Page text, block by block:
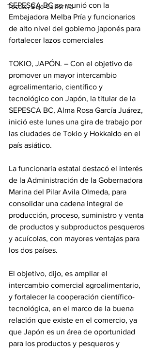
Tecate, Baja California
SEPESCA BC se reunió con la
Embajadora Melba Pría y funcionarios
de alto nivel del gobierno japonés para
fortalecer lazos comerciales
TOKIO, JAPÓN. – Con el objetivo de
promover un mayor intercambio
agroalimentario, científico y
tecnológico con Japón, la titular de la
SEPESCA BC, Alma Rosa García Juárez,
inició este lunes una gira de trabajo por
las ciudades de Tokio y Hokkaido en el
país asiático.
La funcionaria estatal destacó el interés
de la Administración de la Gobernadora
Marina del Pilar Avila Olmeda, para
consolidar una cadena integral de
producción, proceso, suministro y venta
de productos y subproductos pesqueros
y acuícolas, con mayores ventajas para
los dos países.
El objetivo, dijo, es ampliar el
intercambio comercial agroalimentario,
y fortalecer la cooperación científico-
tecnológica, en el marco de la buena
relación que existe en el comercio, ya
que Japón es un área de oportunidad
para los productos y pesqueros y